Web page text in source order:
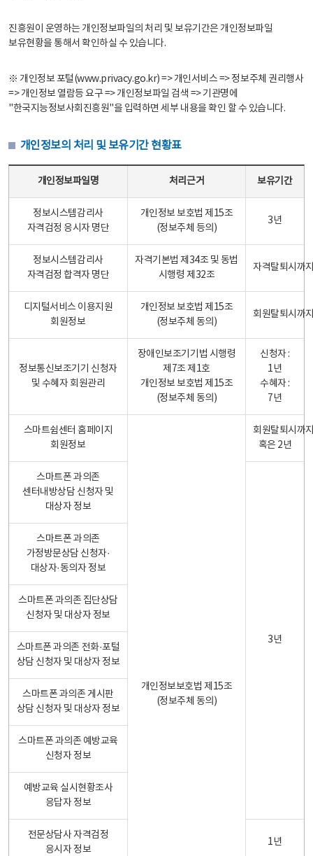
진흥원이 운영하는 개인정보파일의 처리 및 보유기간은 개인정보파일
보유현황을 통해서 확인하실 수 있습니다.
※ 개인정보 포털(www.privacy.go.kr) => 개인서비스 => 정보주체 권리행사
=> 개인정보 열람등 요구 => 개인정보파일 검색 => 기관명에
"한국지능정보사회진흥원"을 입력하면 세부 내용을 확인 할 수 있습니다.
개인정보의 처리 및 보유기간 현황표
개인정보파일명 처리근거 보유기간
정보시스템감리사
자격검정 응시자 명단
개인정보 보호법 제15조
(정보주체 등의)
3년
정보시스템감리사
자격검정 합격자 명단
자격기본법 제34조 및 동법
시행령 제32조
자격탈퇴시까
디지털서비스 이용지원
회원정보
개인정보 보호법 제15조
(정보주체 동의)
회원탈퇴시까
정보통신보조기기 신청자
및 수혜자 회원관리
장애인보조기기법 시행령
제7조 제1호
개인정보 보호법 제15조
(정보주체 동의)
신청자 :
1년
수혜자 :
7년
스마트쉼센터 홈페이지
회원정보
개인정보보호법 제15조
(정보주체 동의)
회원탈퇴시까
혹은 2년
스마트폰 과의존
센터내방상담 신청자 및
대상자 정보
3년
스마트폰 과의존
가정방문상담 신청자·
대상자·동의자 정보
스마트폰 과의존 집단상담
신청자 및 대상자 정보
스마트폰 과의존 전화·포털
상담 신청자 및 대상자 정보
스마트폰 과의존 게시판
상담 신청자 및 대상자 정보
스마트폰 과의존 예방교육
신청자 정보
예방교육 실시현황조사
응답자 정보
전문상담사 자격검정
응시자 정보
1년